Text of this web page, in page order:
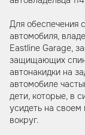
Для обеспечения
автомобиля,
Eastline Garage,
защищающих
автонакидки на
автомобиле
дети, которые, в
усидеть на своем
вокруг.